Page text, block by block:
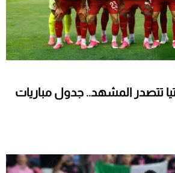
تتصدر المشهد.. جدول مباريات